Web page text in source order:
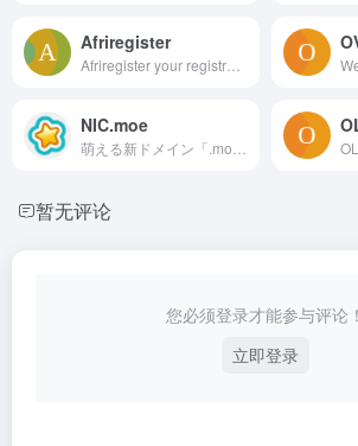
Afriregister
NIC.moe
暂无评论
您必须登录才能参与评论！
立即登录